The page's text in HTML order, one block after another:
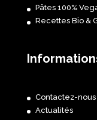
Pâtes 100%
Recettes Bio &
Contactez-nous
Actualités